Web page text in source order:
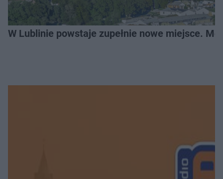
W Lublinie powstaje zupełnie nowe miejsce.